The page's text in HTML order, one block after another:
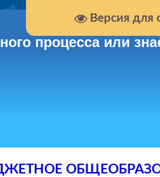
Версия для
процесса или